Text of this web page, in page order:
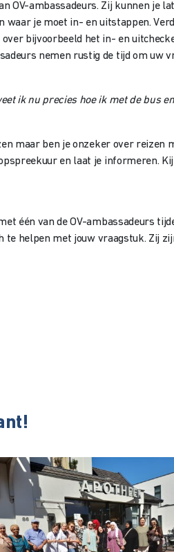
OV-ambassadeurs. Zij kunnen je
waar je moet in- en uitstappen.
bijvoorbeeld het in- en
nemen rustig de tijd om uw
ik nu precies hoe ik met de bus
maar ben je onzeker over reizen
en laat je informeren.
één van de OV-ambassadeurs
te helpen met jouw vraagstuk. Zij